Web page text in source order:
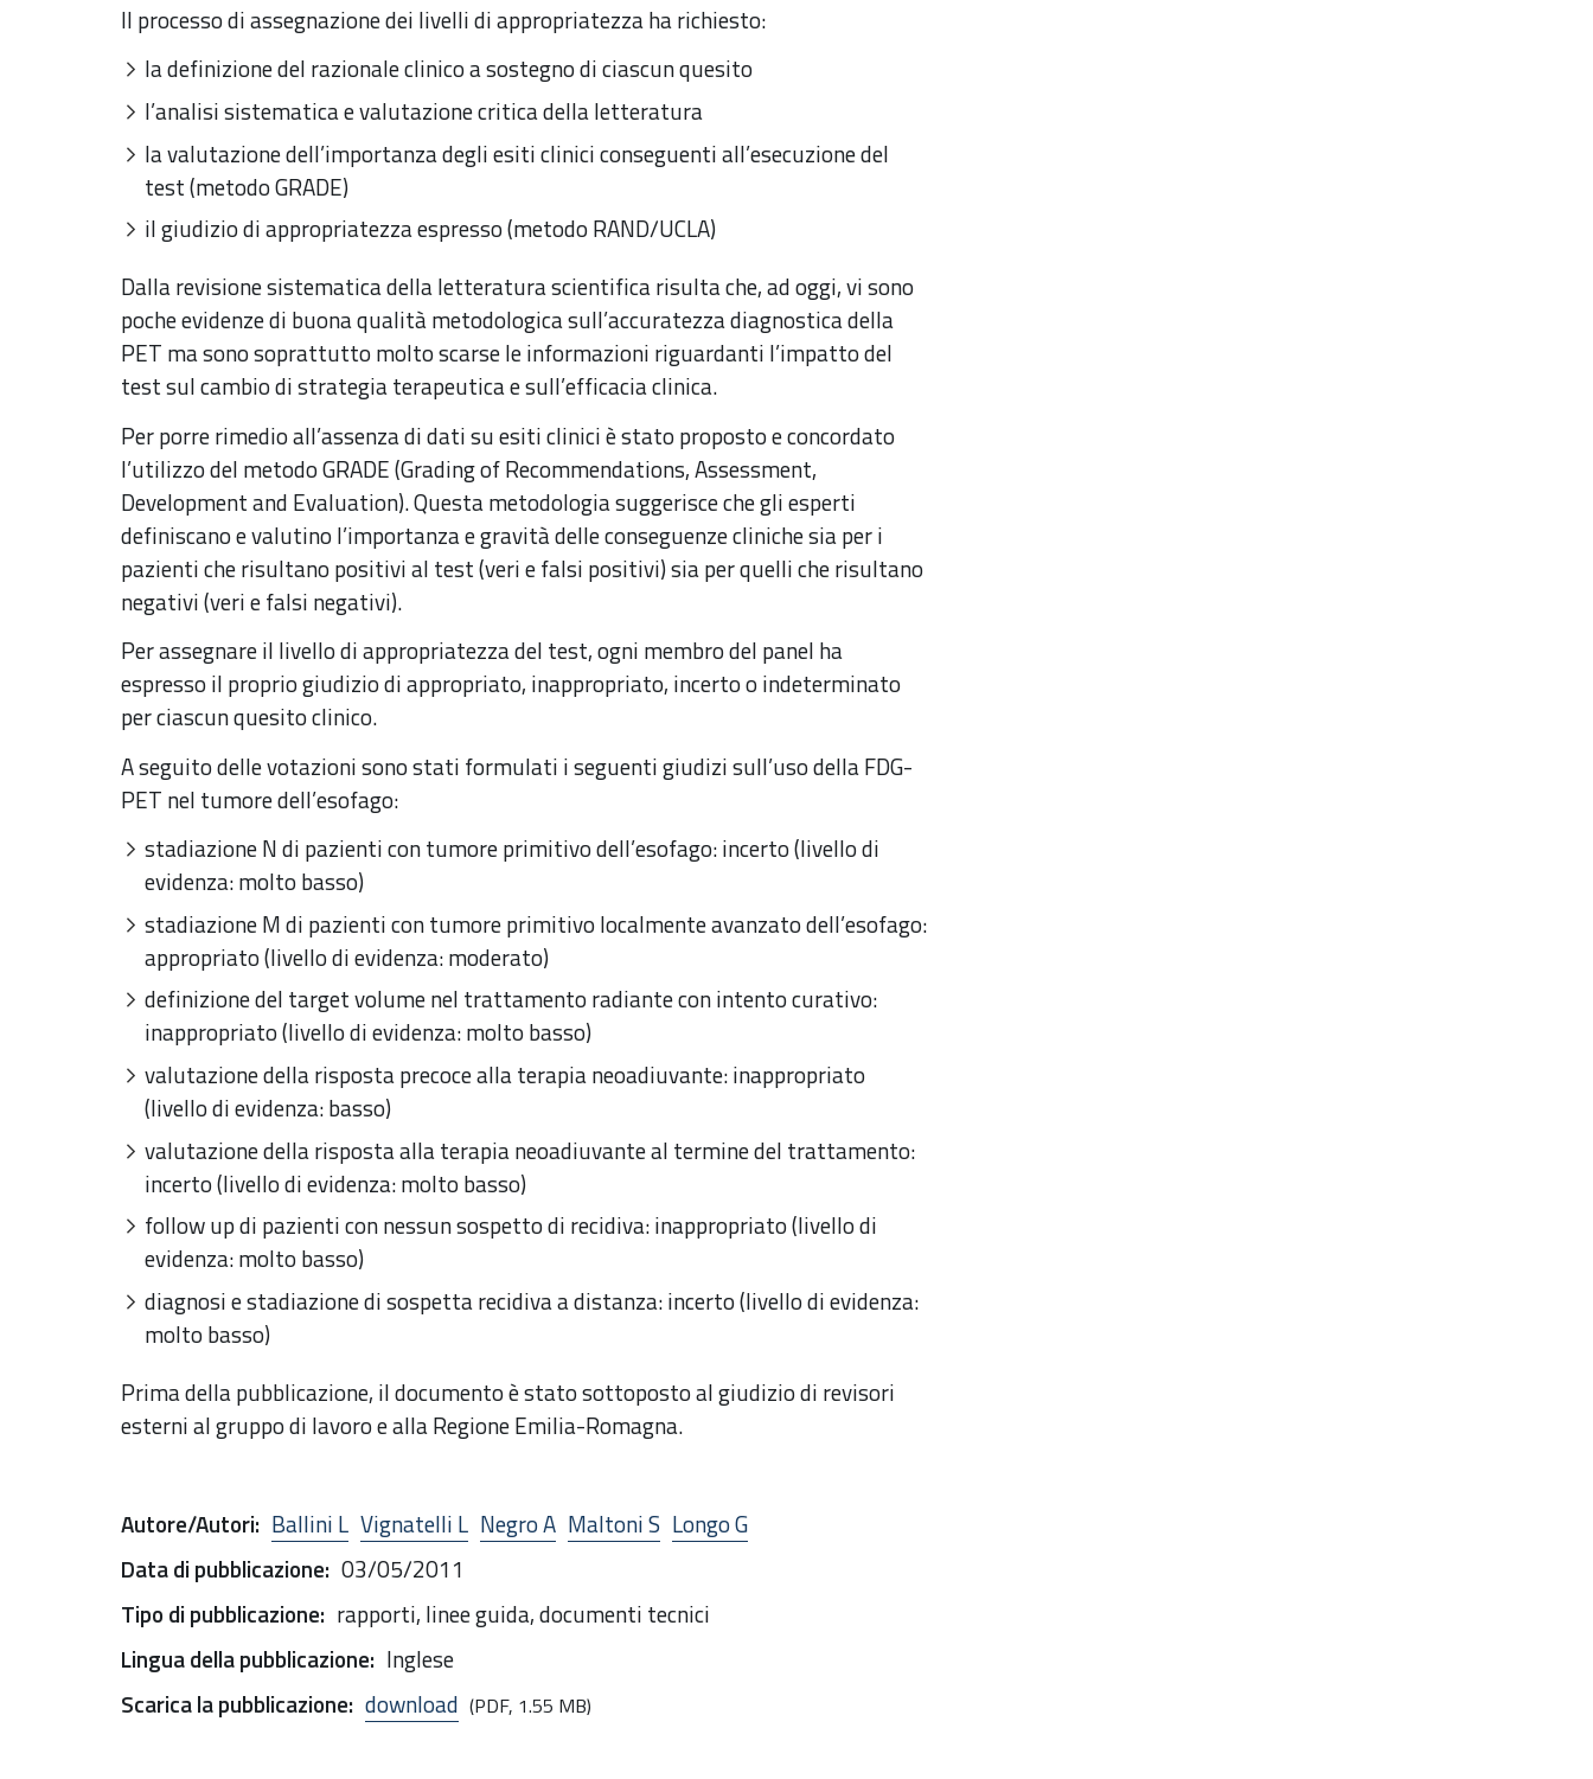
Il processo di assegnazione dei livelli di appropriatezza ha richiesto:
la definizione del razionale clinico a sostegno di ciascun quesito
l’analisi sistematica e valutazione critica della letteratura
la valutazione dell’importanza degli esiti clinici conseguenti all’esecuzione del
test (metodo GRADE)
il giudizio di appropriatezza espresso (metodo RAND/UCLA)
Dalla revisione sistematica della letteratura scientifica risulta che, ad oggi, vi sono
poche evidenze di buona qualità metodologica sull’accuratezza diagnostica della
PET ma sono soprattutto molto scarse le informazioni riguardanti l’impatto del
test sul cambio di strategia terapeutica e sull’efficacia clinica.
Per porre rimedio all’assenza di dati su esiti clinici è stato proposto e concordato
l’utilizzo del metodo GRADE (Grading of Recommendations, Assessment,
Development and Evaluation). Questa metodologia suggerisce che gli esperti
definiscano e valutino l’importanza e gravità delle conseguenze cliniche sia per i
pazienti che risultano positivi al test (veri e falsi positivi) sia per quelli che risultano
negativi (veri e falsi negativi).
Per assegnare il livello di appropriatezza del test, ogni membro del panel ha
espresso il proprio giudizio di appropriato, inappropriato, incerto o indeterminato
per ciascun quesito clinico.
A seguito delle votazioni sono stati formulati i seguenti giudizi sull’uso della FDG-
PET nel tumore dell’esofago:
stadiazione N di pazienti con tumore primitivo dell’esofago: incerto (livello di
evidenza: molto basso)
stadiazione M di pazienti con tumore primitivo localmente avanzato dell’esofago:
appropriato (livello di evidenza: moderato)
definizione del target volume nel trattamento radiante con intento curativo:
inappropriato (livello di evidenza: molto basso)
valutazione della risposta precoce alla terapia neoadiuvante: inappropriato
(livello di evidenza: basso)
valutazione della risposta alla terapia neoadiuvante al termine del trattamento:
incerto (livello di evidenza: molto basso)
follow up di pazienti con nessun sospetto di recidiva: inappropriato (livello di
evidenza: molto basso)
diagnosi e stadiazione di sospetta recidiva a distanza: incerto (livello di evidenza:
molto basso)
Prima della pubblicazione, il documento è stato sottoposto al giudizio di revisori
esterni al gruppo di lavoro e alla Regione Emilia-Romagna.
Autore/Autori: Ballini L Vignatelli L Negro A Maltoni S Longo G
Data di pubblicazione: 03/05/2011
Tipo di pubblicazione: rapporti, linee guida, documenti tecnici
Lingua della pubblicazione: Inglese
Scarica la pubblicazione: download (PDF, 1.55 MB)